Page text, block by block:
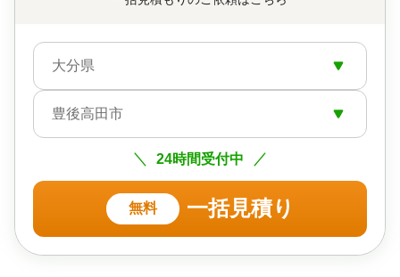
大分県
豊後高田市
24時間受付中
無料 一括見積り